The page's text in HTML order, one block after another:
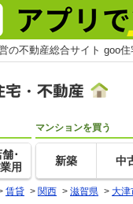
の不動産総合サイト goo
舗･
用
マンションを買う
新築 中
賃貸 > 関西 > 滋賀県 > 大津